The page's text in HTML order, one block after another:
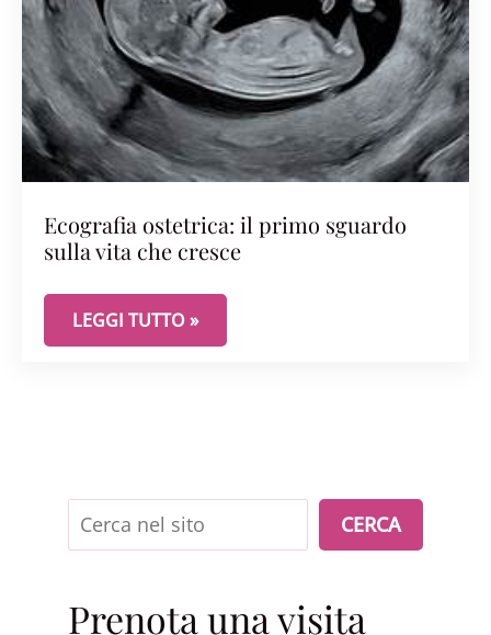
Ecografia ostetrica: il primo sguardo
sulla vita che cresce
ECOGRAFIA OSTETRICA: IL PRIMO SGUARDO
LEGGI TUTTO »
Cerca CERCA
Prenota una visita